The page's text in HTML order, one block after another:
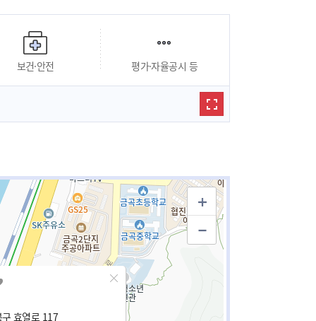
보건·안전 평가·자율공시 등
효열로 117